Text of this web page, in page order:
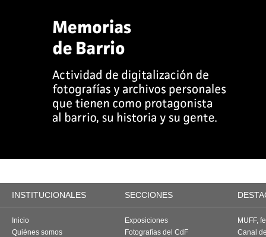
INSTITUCIONALES SECCIONES
Inicio
Quiénes somos
Exposiciones
Fotografías del CdF
MUFF,
Canal